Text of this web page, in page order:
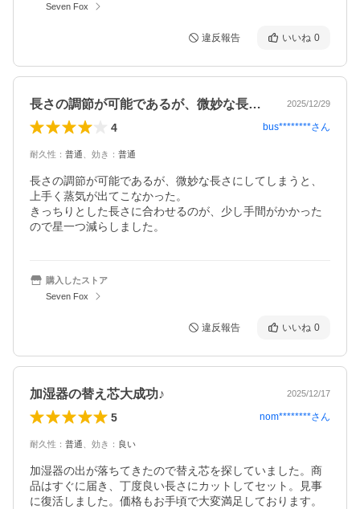
Seven Fox
違反報告 いいね 0
長さの調節が可能であるが、微妙な長さに… 2025/12/29
4 bus********さん
耐久性 ： 普通 効き ： 普通
長さの調節が可能であるが、微妙な長さにしてしまうと、
上手く蒸気が出てこなかった。
きっちりとした長さに合わせるのが、少し手間がかかった
ので星一つ減らしました。
購入したストア
Seven Fox
違反報告 いいね 0
加湿器の替え芯大成功♪ 2025/12/17
5 nom********さん
耐久性 ： 普通 効き ： 良い
加湿器の出が落ちてきたので替え芯を探していました。商
品はすぐに届き、丁度良い長さにカットしてセット。見事
に復活しました。価格もお手頃で大変満足しております。